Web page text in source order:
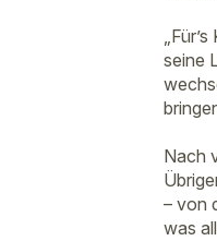
seine
Nach
– von
was